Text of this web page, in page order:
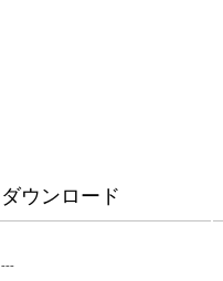
ダウンロード
---